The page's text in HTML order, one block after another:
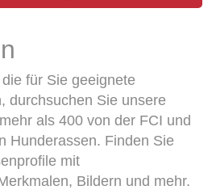
für Sie geeignete
durchsuchen Sie unsere
als 400 von der FCI und
Hunderassen. Finden Sie
mit
Bildern und mehr.